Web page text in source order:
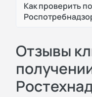
Как проверить
Отзывы